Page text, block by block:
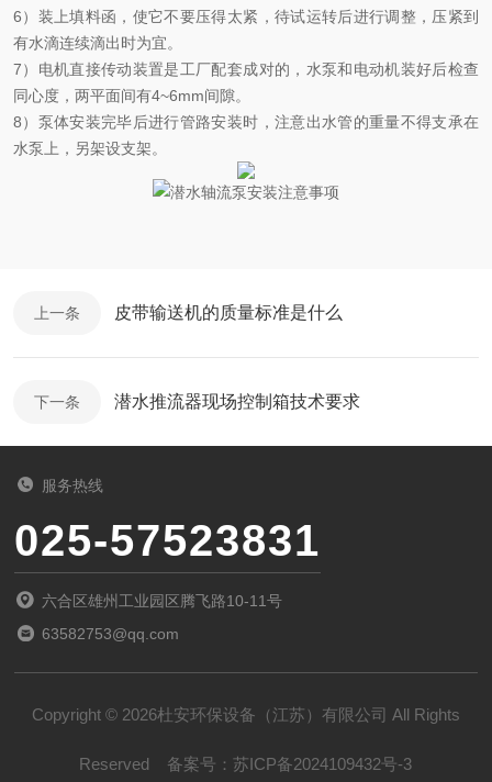
6）装上填料函，使它不要压得太紧，待试运转后进行调整，压紧到
有水滴连续滴出时为宜。
7）电机直接传动装置是工厂配套成对的，水泵和电动机装好后检查
同心度，两平面间有4~6mm间隙。
8）泵体安装完毕后进行管路安装时，注意出水管的重量不得支承在
水泵上，另架设支架。
上一条 皮带输送机的质量标准是什么
下一条 潜水推流器现场控制箱技术要求
服务热线
025-57523831
六合区雄州工业园区腾飞路10-11号
63582753@qq.com
Copyright © 2026杜安环保设备（江苏）有限公司 All Rights
Reserved 备案号：苏ICP备2024109432号-3